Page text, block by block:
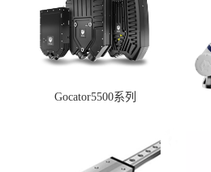
Gocator5500系列